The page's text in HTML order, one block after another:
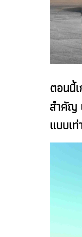
ตอนนี้
สำคัญ
แบบเ